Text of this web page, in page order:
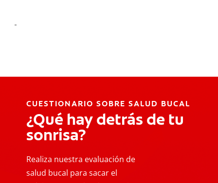
CUESTIONARIO SOBRE SALUD BUCAL
¿Qué hay detrás de tu
sonrisa?
Realiza nuestra evaluación de
salud bucal para sacar el